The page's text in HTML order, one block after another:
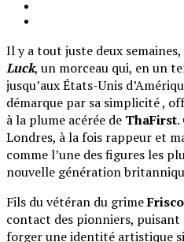
Il y a tout juste deux semaines,
Luck, un morceau qui, en un
jusqu’aux États-Unis
démarque par sa simplicité ,
à la plume acérée de ThaFirst.
Londres, à la fois rappeur et
comme l’une des figures les
nouvelle génération
Fils du vétéran du grimeFrisco
contact des pionniers,
forger une identité artistique